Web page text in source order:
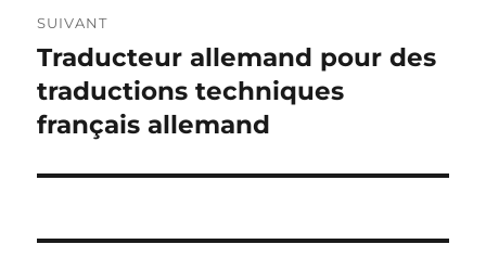
SUIVANT
Publication
suivante :
Traducteur allemand pour des
traductions techniques
français allemand